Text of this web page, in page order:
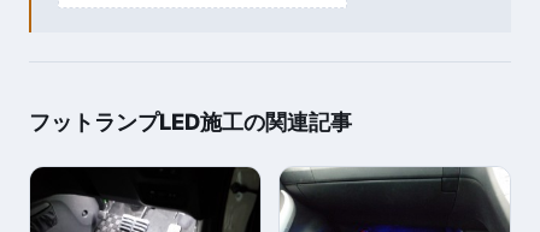
フットランプLED施工の関連記事